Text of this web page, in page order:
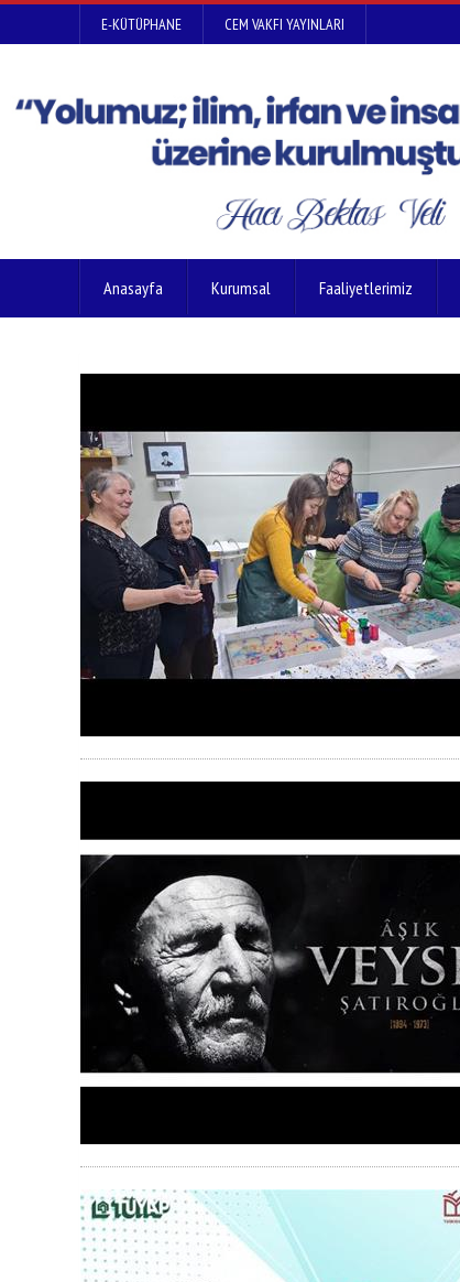
E-KÜTÜPHANE CEM VAKFI YAYINLARI
Anasayfa Kurumsal Faaliyetlerimiz